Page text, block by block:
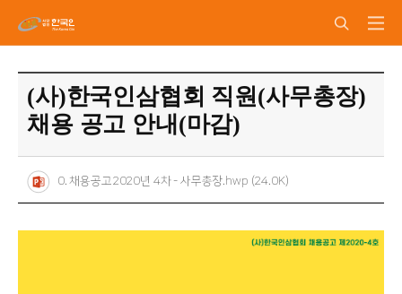
(사)한국인삼협회 직원(사무총장)
채용 공고 안내(마감)
0. 채용공고2020년 4차 - 사무총장.hwp (24.0K)